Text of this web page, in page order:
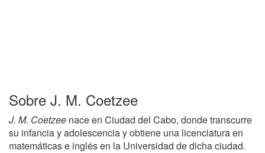
Sobre J. M. Coetzee
J. M. Coetzee nace en Ciudad del Cabo, donde transcurre
su infancia y adolescencia y obtiene una licenciatura en
matemáticas e inglés en la Universidad de dicha ciudad.